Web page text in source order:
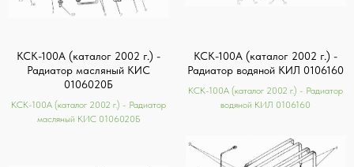
КСК-100А (каталог 2002 г.) -
Радиатор масляный КИС
0106020Б
КСК-100А (каталог 2002 г.) - Радиатор
масляный КИС 0106020Б
КСК-100А (каталог 2002 г.) -
Радиатор водяной КИЛ 0106160
КСК-100А (каталог 2002 г.) - Радиатор
водяной КИЛ 0106160